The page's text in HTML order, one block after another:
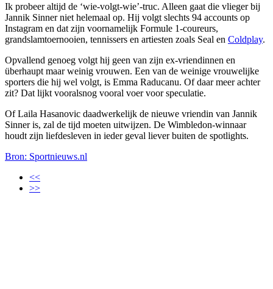
Ik probeer altijd de ‘wie-volgt-wie’-truc. Alleen gaat die vlieger bij
Jannik Sinner niet helemaal op. Hij volgt slechts 94 accounts op
Instagram en dat zijn voornamelijk Formule 1-coureurs,
grandslamtoernooien, tennissers en artiesten zoals Seal en Coldplay.
Opvallend genoeg volgt hij geen van zijn ex-vriendinnen en
überhaupt maar weinig vrouwen. Een van de weinige vrouwelijke
sporters die hij wel volgt, is Emma Raducanu. Of daar meer achter
zit? Dat lijkt vooralsnog vooral voer voor speculatie.
Of Laila Hasanovic daadwerkelijk de nieuwe vriendin van Jannik
Sinner is, zal de tijd moeten uitwijzen. De Wimbledon-winnaar
houdt zijn liefdesleven in ieder geval liever buiten de spotlights.
Bron: Sportnieuws.nl
<<
>>